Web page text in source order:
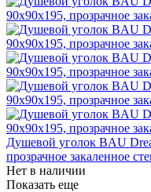
Душевой уголок BAU
прозрачное закаленное
Нет в наличии
Показать еще